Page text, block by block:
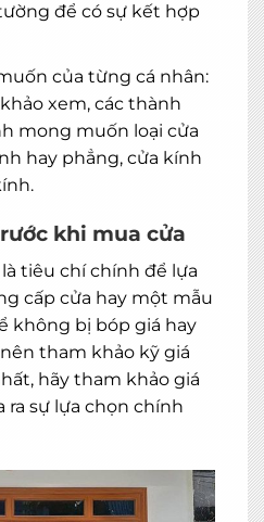
để có sự kết hợp
của từng cá nhân:
xem, các thành
mong muốn loại cửa
hay phẳng, cửa kính
khi mua cửa
tiêu chí chính để lựa
cấp cửa hay một mẫu
không bị bóp giá hay
tham khảo kỹ giá
hãy tham khảo giá
sự lựa chọn chính